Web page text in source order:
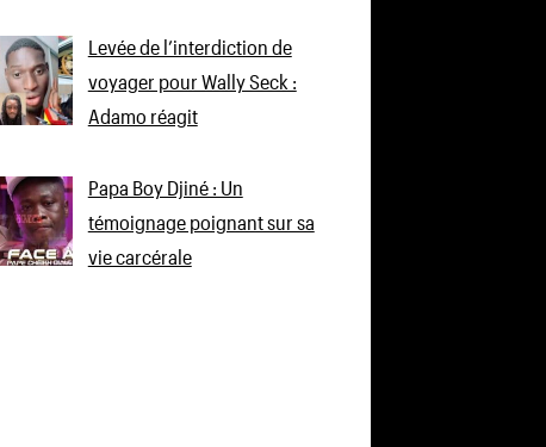
Levée de l’interdiction de
voyager pour Wally Seck :
Adamo réagit
Papa Boy Djiné : Un
témoignage poignant sur sa
vie carcérale